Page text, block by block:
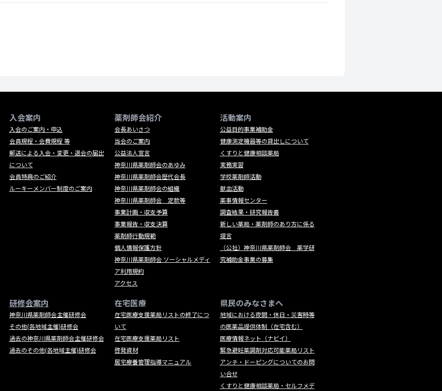
入会案内
入会のご案内・申込
会員規程・会費規程 等
郵送による入会・変更・退会の届出
について
会員特典のご紹介
ルーキーメンバー制度のご案内
薬剤師会紹介
会長あいさつ
当会のご案内
公益法人宣言
神奈川県薬剤師会のあゆみ
神奈川県薬剤師会歴代会長
神奈川県薬剤師会の組織
神奈川県薬剤師会 定款等
事業計画・収支予算
事業報告・収支決算
薬剤師行動規範
個人情報保護方針
神奈川県薬剤師会 ソーシャルメディ
ア利用規約
アクセス
活動案内
公益目的事業補助金
健康測定機器等の貸出しについて
くすりと健康相談薬局
実務実習
学校薬剤師活動
献血活動
薬事情報センター
調査結果・研究報告書
新しい薬局・薬剤師のあり方に係る
提言
（公社）神奈川県薬剤師会 薬学研
究補助金事業の募集
研修会案内
神奈川県薬剤師会主催研修会
その他(各地域主催)研修会
過去の神奈川県薬剤師会主催研修会
過去のその他(各地域主催)研修会
在宅医療
在宅医療支援薬局リストの終了につ
いて
在宅医療支援薬局リスト
啓発資材
居宅療養管理指導マニュアル
県民のみなさまへ
地域における夜間・休日・災害時等
の医薬品提供体制（在宅含む）
医療情報ネット（ナビイ）
緊急避妊薬調剤対応可能薬局リスト
アンチ・ドーピングについてのお問
い合せ
くすりと健康相談薬局・セルフメデ